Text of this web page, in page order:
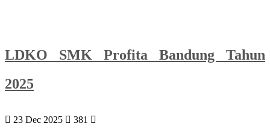
LDKO SMK Profita Bandung Tahun
2025
23 Dec 2025 381